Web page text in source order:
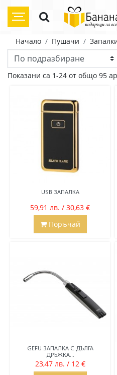
Начало Пушачи
Показани са 1-24 от общо 95
USB ЗАПАЛКА
59,91 лв. / 30,63 €
Поръчай
GEFU ЗАПАЛКА С ДЪЛГА
ДРЪЖКА...
23,47 лв. / 12 €